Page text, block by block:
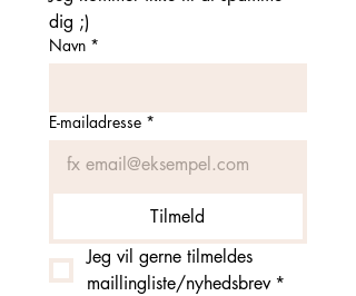
dig ;)
Navn *
E-mailadresse *
Tilmeld
Jeg vil gerne tilmeldes
maillingliste/nyhedsbrev *